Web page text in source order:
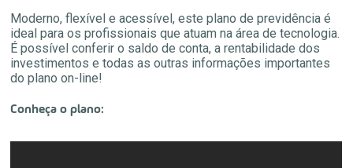
Moderno, flexível e acessível, este plano de previdência é
ideal para os profissionais que atuam na área de tecnologia.
É possível conferir o saldo de conta, a rentabilidade dos
investimentos e todas as outras informações importantes
do plano on-line!
Conheça o plano: